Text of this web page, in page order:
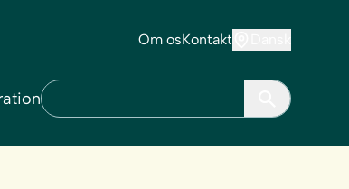
Om osKontakt